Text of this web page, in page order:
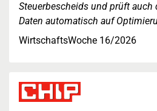
Steuerbescheids und prüft auch
Daten automatisch auf
WirtschaftsWoche 16/2026